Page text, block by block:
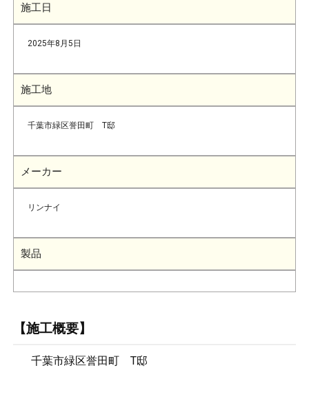
施工日
2025年8月5日
施工地
千葉市緑区誉田町 T邸
メーカー
リンナイ
製品
【施工概要】
千葉市緑区誉田町 T邸